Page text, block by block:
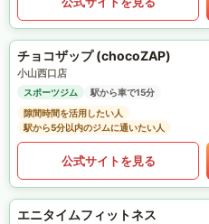
チョコザップ (chocoZAP)
小山西口店
スポーツジム
駅から車で15分
隙間時間を活用したい人
駅から5分以内のジムに通いたい人
公式サイトを見る
エニタイムフィットネス